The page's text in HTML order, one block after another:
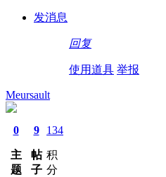
发消息
回复
使用道具 举报
Meursault
0
主
题
9
帖
子
134
积
分